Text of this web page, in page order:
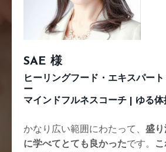
SAE 様
ヒーリングフード・エキスパー
ー
マインドフルネスコーチ | ゆる体
かなり広い範囲にわたって、 盛り
に学べてとても良かったです。